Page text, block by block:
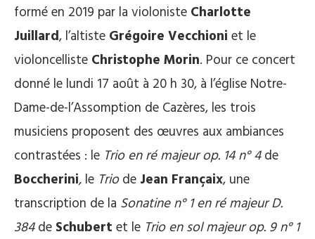
formé en 2019 par la violoniste Charlotte
Juillard, l’altiste Grégoire Vecchioni et le
violoncelliste Christophe Morin. Pour ce concert
donné le lundi 17 août à 20 h 30, à l’église Notre-
Dame-de-l’Assomption de Cazères, les trois
musiciens proposent des œuvres aux ambiances
contrastées : le Trio en ré majeur op. 14 n° 4de
Boccherini, le Triode Jean Françaix, une
transcription de la Sonatine n° 1 en ré majeur D.
384de Schubert et le Trio en sol majeur op. 9 n° 1